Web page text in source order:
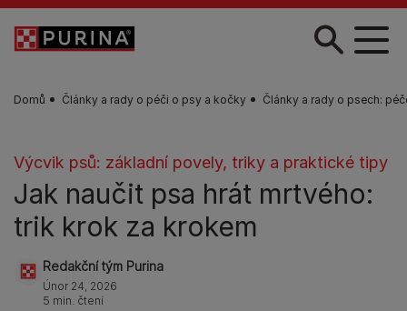
Skip to main content
Domů Články a rady o péči o psy a kočky Články a rady o psech:
Výcvik psů: základní povely, triky a praktické tipy
Jak naučit psa hrát mrtvého:
trik krok za krokem
Redakční tým Purina
Únor 24, 2026
5 min. čtení